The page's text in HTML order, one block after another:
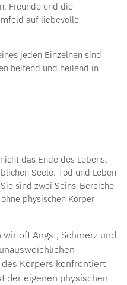
Freunde und die
auf liebevolle
jeden Einzelnen sind
helfend und heilend in
das Ende des Lebens,
Seele. Tod und Leben
sind zwei Seins-Bereiche
physischen Körper
oft Angst, Schmerz und
Körpers konfrontiert
der eigenen physischen